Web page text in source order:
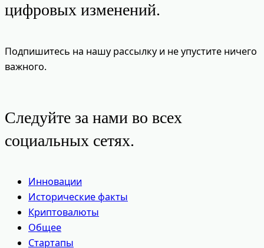
цифровых изменений.
Подпишитесь на нашу рассылку и не упустите ничего
важного.
Следуйте за нами во всех
социальных сетях.
Инновации
Исторические факты
Криптовалюты
Общее
Стартапы